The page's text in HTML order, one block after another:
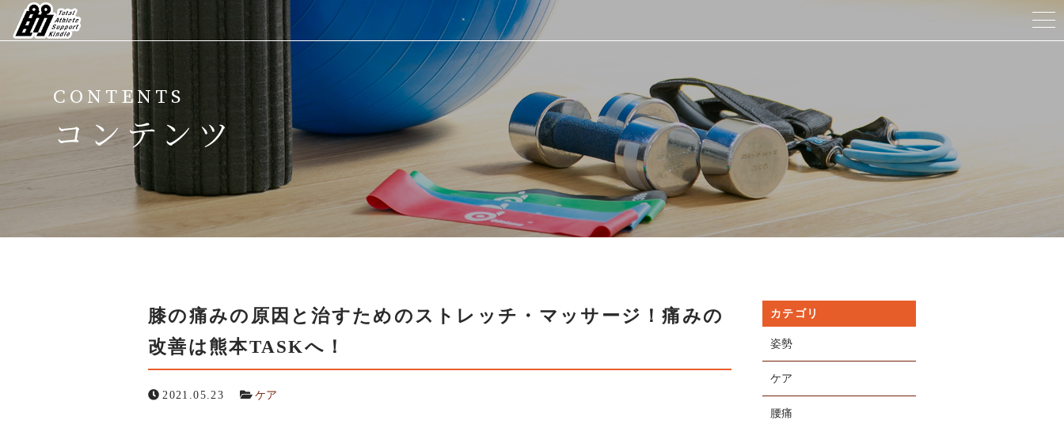
TASKについて
メニュー
トレーナー紹介
CONTENTS
コンテンツ
膝の痛みの原因と治すためのストレッチ・マッサージ！痛みの
改善は熊本TASKへ！
2021.05.23 ケア
カテゴリ
姿勢
ケア
腰痛